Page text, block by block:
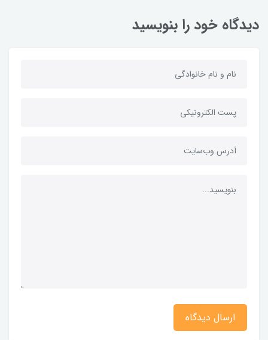
دیدگاه خود را بنویسید
ارسال دیدگاه